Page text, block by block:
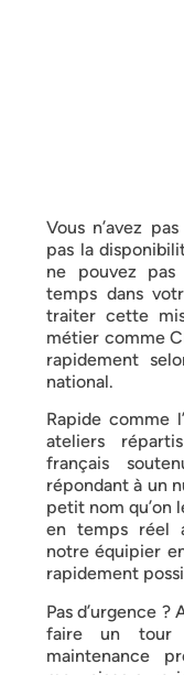
Vous n’avez
pas la
ne pouvez
temps dans
traiter cette
métier comme
rapidement
national.
Rapide comme
ateliers
français
répondant à un
petit nom qu’on
en temps réel
notre équipier
rapidement
Pas d’urgence
faire un tour
maintenance